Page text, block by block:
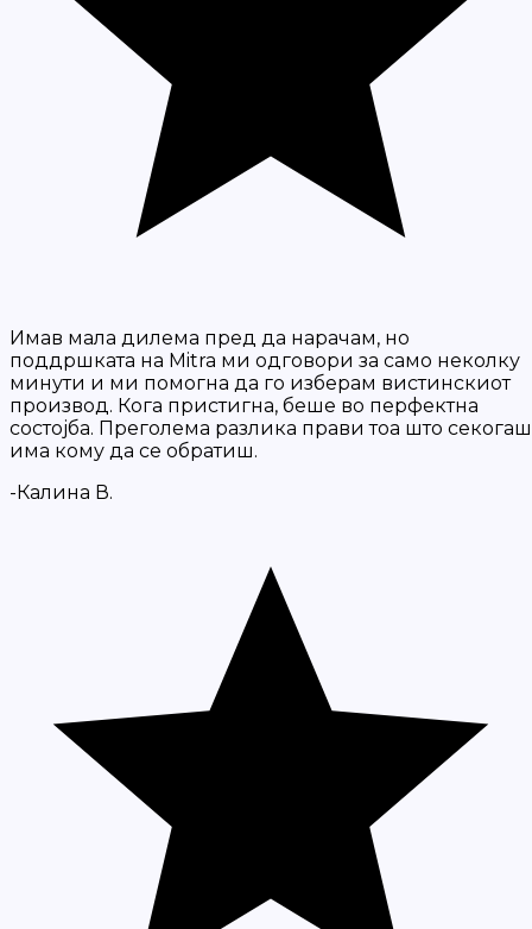
Имав мала дилема пред да нарачам, но
поддршката на Mitra ми одговори за само неколку
минути и ми помогна да го изберам вистинскиот
производ. Кога пристигна, беше во перфектна
состојба. Преголема разлика прави тоа што секогаш
има кому да се обратиш.
-Калина В.